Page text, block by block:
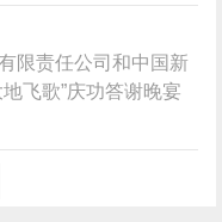
限责任公司和中国新
飞歌”庆功答谢晚宴